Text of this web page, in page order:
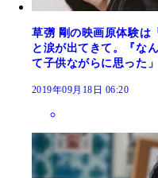
草彅 剛の映画原体験は
と涙が出てきて。『な
て子供ながらに思った」
2019年09月18日 06:20